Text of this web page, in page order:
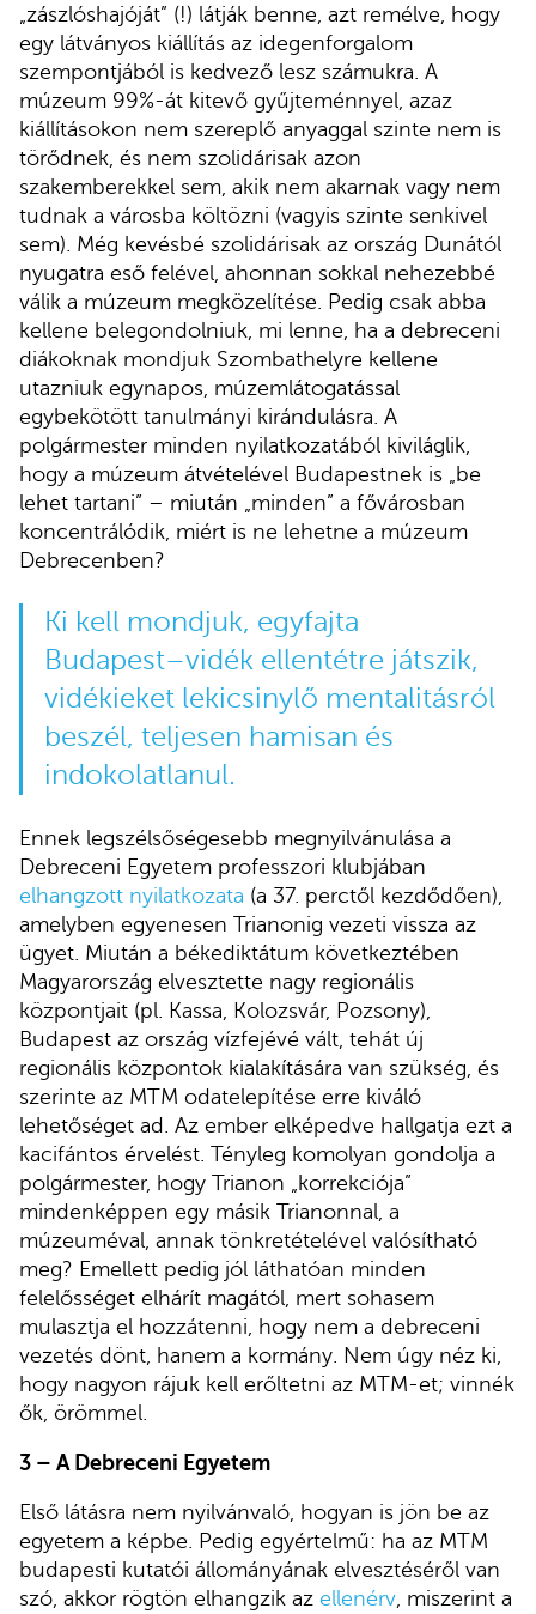
„zászlóshajóját” (!) látják benne, azt remélve, hogy
egy látványos kiállítás az idegenforgalom
szempontjából is kedvező lesz számukra. A
múzeum 99%-át kitevő gyűjteménnyel, azaz
kiállításokon nem szereplő anyaggal szinte nem is
törődnek, és nem szolidárisak azon
szakemberekkel sem, akik nem akarnak vagy nem
tudnak a városba költözni (vagyis szinte senkivel
sem). Még kevésbé szolidárisak az ország Dunától
nyugatra eső felével, ahonnan sokkal nehezebbé
válik a múzeum megközelítése. Pedig csak abba
kellene belegondolniuk, mi lenne, ha a debreceni
diákoknak mondjuk Szombathelyre kellene
utazniuk egynapos, múzemlátogatással
egybekötött tanulmányi kirándulásra. A
polgármester minden nyilatkozatából kiviláglik,
hogy a múzeum átvételével Budapestnek is „be
lehet tartani” – miután „minden” a fővárosban
koncentrálódik, miért is ne lehetne a múzeum
Debrecenben?
Ki kell mondjuk, egyfajta
Budapest–vidék ellentétre játszik,
vidékieket lekicsinylő mentalitásról
beszél, teljesen hamisan és
indokolatlanul.
Ennek legszélsőségesebb megnyilvánulása a
Debreceni Egyetem professzori klubjában
elhangzott nyilatkozata (a 37. perctől kezdődően),
amelyben egyenesen Trianonig vezeti vissza az
ügyet. Miután a békediktátum következtében
Magyarország elvesztette nagy regionális
központjait (pl. Kassa, Kolozsvár, Pozsony),
Budapest az ország vízfejévé vált, tehát új
regionális központok kialakítására van szükség, és
szerinte az MTM odatelepítése erre kiváló
lehetőséget ad. Az ember elképedve hallgatja ezt a
kacifántos érvelést. Tényleg komolyan gondolja a
polgármester, hogy Trianon „korrekciója”
mindenképpen egy másik Trianonnal, a
múzeuméval, annak tönkretételével valósítható
meg? Emellett pedig jól láthatóan minden
felelősséget elhárít magától, mert sohasem
mulasztja el hozzátenni, hogy nem a debreceni
vezetés dönt, hanem a kormány. Nem úgy néz ki,
hogy nagyon rájuk kell erőltetni az MTM-et; vinnék
ők, örömmel.
3 – A Debreceni Egyetem
Első látásra nem nyilvánvaló, hogyan is jön be az
egyetem a képbe. Pedig egyértelmű: ha az MTM
budapesti kutatói állományának elvesztéséről van
szó, akkor rögtön elhangzik az ellenérv, miszerint a